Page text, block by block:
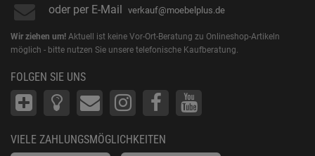
oder per E-Mail verkauf@moebelplus.de
Wir ziehen um! Aktuell ist keine Vor-Ort-Beratung zu Onlineshop-Artikeln
möglich - bitte nutzen Sie unsere telefonische Kaufberatung.
FOLGEN SIE UNS
VIELE ZAHLUNGSMÖGLICHKEITEN